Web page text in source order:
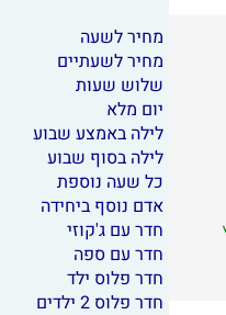
מחיר לשעה
מחיר לשעתיים
שלוש שעות
יום מלא
לילה באמצע שבוע
לילה בסוף שבוע
כל שעה נוספת
אדם נוסף ביחידה
חדר עם ג'קוזי
חדר עם ספה
חדר פלוס ילד
חדר פלוס 2 ילדים